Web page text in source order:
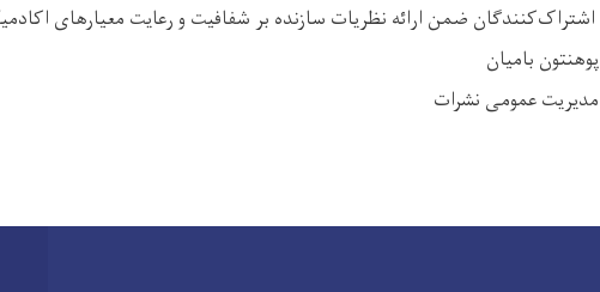
اشتراک‌کنندگان ضمن ارائه نظریات سازنده بر شفافیت و رعایت معیارهای
پوهنتون بامیان
مدیریت عمومی نشرات